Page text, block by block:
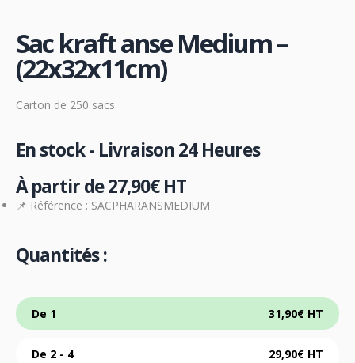
Sac kraft anse Medium –
(22x32x11cm​)
Carton de 250 sacs
En stock - Livraison 24 Heures
À partir de27,90€HT
📌 Référence : SACPHARANSMEDIUM
Quantités :
De 1 31,90€ HT
De 2 - 4 29,90€ HT